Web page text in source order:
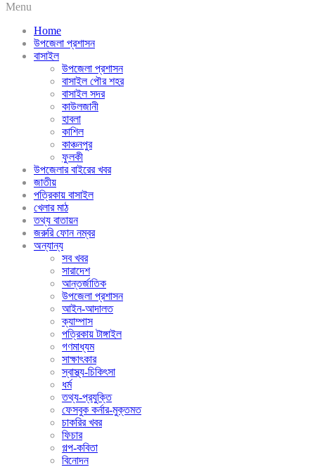
Menu
Home
উপজেলা প্রশাসন
বাসাইল
উপজেলা প্রশাসন
বাসাইল পৌর শহর
বাসাইল সদর
কাউলজানী
হাবলা
কাশিল
কাঞ্চনপুর
ফুলকী
উপজেলার বাইরের খবর
জাতীয়
পত্রিকায় বাসাইল
খেলার মাঠ
তথ্য বাতায়ন
জরুরি ফোন নম্বর
অন্যান্য
সব খবর
সারাদেশ
আন্তর্জাতিক
উপজেলা প্রশাসন
আইন-আদালত
ক্যাম্পাস
পত্রিকায় টাঙ্গাইল
গণমাধ্যম
সাক্ষাৎকার
স্বাস্থ্য-চিকিৎসা
ধর্ম
তথ্য-প্রযুক্তি
ফেসবুক কর্নার-মুক্তমত
চাকরির খবর
ফিচার
গল্প-কবিতা
বিনোদন